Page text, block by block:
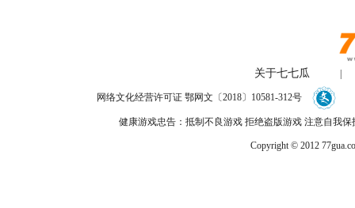
关于七七瓜
网络文化经营许可证 鄂网文〔2018〕10581-312号
健康游戏忠告：抵制不良游戏 拒绝盗版游戏 注意自我
Copyright © 2012